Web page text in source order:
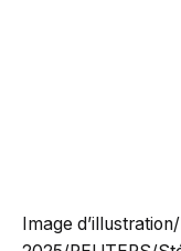
Image